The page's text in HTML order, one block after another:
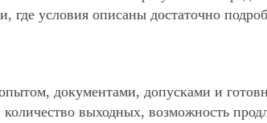
где условия описаны достаточно
документами, допусками и
выходных, возможность